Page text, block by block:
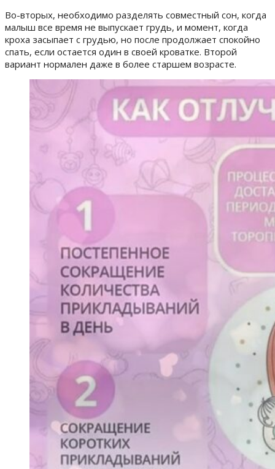
Во-вторых, необходимо разделять совместный сон, когда
малыш все время не выпускает грудь, и момент, когда
кроха засыпает с грудью, но после продолжает спокойно
спать, если остается один в своей кроватке. Второй
вариант нормален даже в более старшем возрасте.